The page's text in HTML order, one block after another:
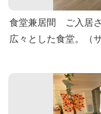
食堂兼居間 ご入居
広々とした食堂。（